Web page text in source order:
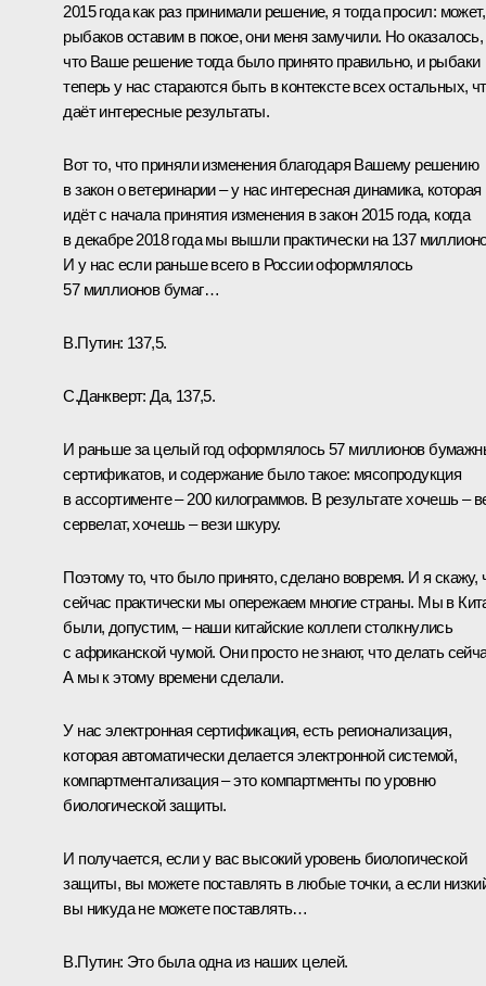
2015 года как раз принимали решение, я тогда просил: может,
рыбаков оставим в покое, они меня замучили. Но оказалось,
что Ваше решение тогда было принято правильно, и рыбаки
теперь у нас стараются быть в контексте всех остальных,
даёт интересные результаты.
Вот то, что приняли изменения благодаря Вашему решению
в закон о ветеринарии – у нас интересная динамика, которая
идёт с начала принятия изменения в закон 2015 года, когда
в декабре 2018 года мы вышли практически на 137
И у нас если раньше всего в России оформлялось
57 миллионов бумаг…
В.Путин: 137,5.
С.Данкверт:Да, 137,5.
И раньше за целый год оформлялось 57 миллионов
сертификатов, и содержание было такое: мясопродукция
в ассортименте – 200 килограммов. В результате хочешь –
сервелат, хочешь – вези шкуру.
Поэтому то, что было принято, сделано вовремя. И я скажу,
сейчас практически мы опережаем многие страны. Мы в
были, допустим, – наши китайские коллеги столкнулись
с африканской чумой. Они просто не знают, что делать
А мы к этому времени сделали.
У нас электронная сертификация, есть регионализация,
которая автоматически делается электронной системой,
компартментализация – это компартменты по уровню
биологической защиты.
И получается, если у вас высокий уровень биологической
защиты, вы можете поставлять в любые точки, а если
вы никуда не можете поставлять…
В.Путин: Это была одна из наших целей.